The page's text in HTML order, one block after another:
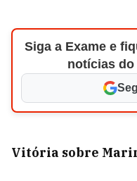
Siga a Exame e
notícias
Vitória sobre